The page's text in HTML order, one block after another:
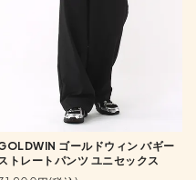
ゴールドウィン バギー
ストレートパンツ ユニセックス